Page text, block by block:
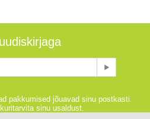
pakkumised jõuavad sinu postkasti.
sinu usaldust.